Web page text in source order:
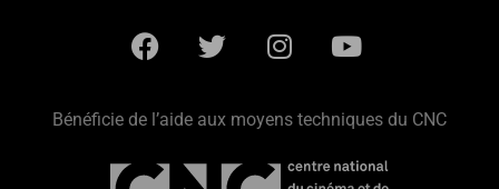
Bénéficie de l’aide aux moyens techniques du CNC